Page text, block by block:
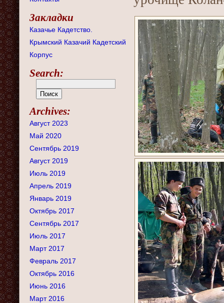
Закладки
Казачье Кадетство.
Крымский Казачий Кадетский
Корпус
Search:
Archives:
Август 2023
Май 2020
Сентябрь 2019
Август 2019
Июль 2019
Апрель 2019
Январь 2019
Октябрь 2017
Сентябрь 2017
Июль 2017
Март 2017
Февраль 2017
Октябрь 2016
Июнь 2016
Март 2016